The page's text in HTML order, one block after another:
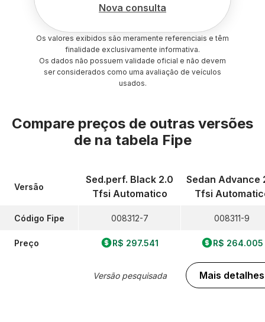
Nova consulta
Os valores exibidos são meramente referenciais e têm
finalidade exclusivamente informativa.
Os dados não possuem validade oficial e não devem
ser considerados como uma avaliação de veículos
usados.
Compare preços de outras versões
de na tabela Fipe
Versão
Código Fipe
Preço
Sed.perf. Black 2.0
Tfsi Automatico
008312-7
R$ 297.541
Versão pesquisada
Sedan Advance
Tfsi
008311-9
R$ 264.005
Mais detalhes